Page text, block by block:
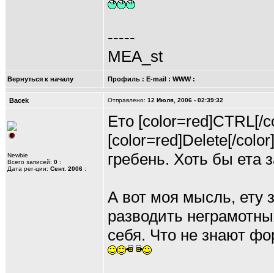
-----
MEA_st
Вернуться к началу Профиль : E-mail : WWW:
Bacek Отправлено: 12 Июля, 2006 - 02:39:32
Newbie
Всего записей: 0 :
Дата рег-ции: Сент. 2006 :
Ето [color=red]CTRL[/
[color=red]Delete[/
гребень. Хоть бы
А вот моя мысль, ету
разводить
себя. Что не знают